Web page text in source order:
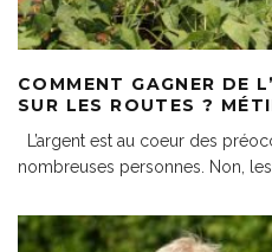
COMMENT GAGNER DE
SUR LES ROUTES ?
L’argent est au coeur des
nombreuses personnes. Non,